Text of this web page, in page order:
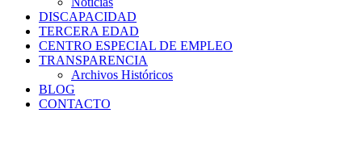
DISCAPACIDAD
TERCERA EDAD
CENTRO ESPECIAL DE EMPLEO
TRANSPARENCIA
Archivos Históricos
BLOG
CONTACTO